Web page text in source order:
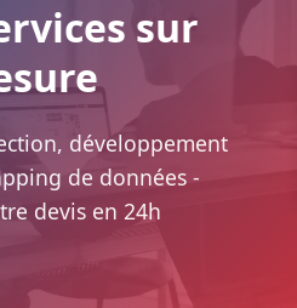
sur
développement
de données -
devis en 24h